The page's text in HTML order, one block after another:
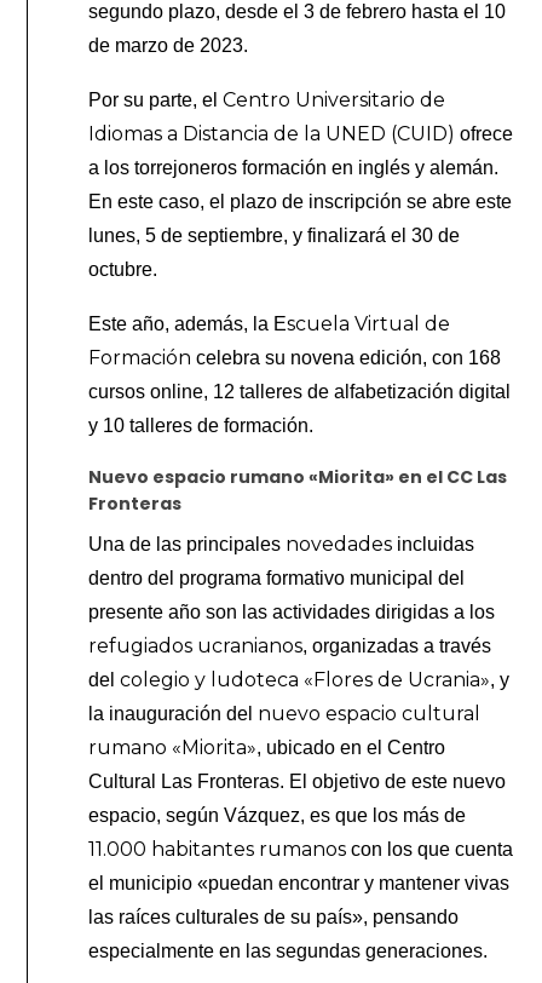
segundo plazo, desde el 3 de febrero hasta el 10
de marzo de 2023.
Por su parte, elCentro Universitario de
Idiomas a Distancia de la UNED (CUID) ofrece
a los torrejoneros formación en inglés y alemán.
En este caso, el plazo de inscripción se abre este
lunes, 5 de septiembre, y finalizará el 30 de
octubre.
Este año, además, la Escuela Virtual de
Formación celebra su novena edición, con 168
cursos online, 12 talleres de alfabetización digital
y 10 talleres de formación.
Nuevo espacio rumano «Miorita» en el CC Las
Fronteras
Una de las principales novedades incluidas
dentro del programa formativo municipal del
presente año son las actividades dirigidas a los
refugiados ucranianos, organizadas a través
delcolegio y ludoteca «Flores de Ucrania», y
la inauguración del nuevo espacio cultural
rumano «Miorita», ubicado en el Centro
Cultural Las Fronteras. El objetivo de este nuevo
espacio, según Vázquez, es que los más de
11.000 habitantes rumanos con los que cuenta
el municipio «puedan encontrar y mantener vivas
las raíces culturales de su país», pensando
especialmente en las segundas generaciones.